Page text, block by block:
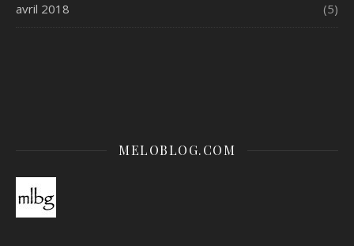
avril 2018 (5)
MELOBLOG.COM